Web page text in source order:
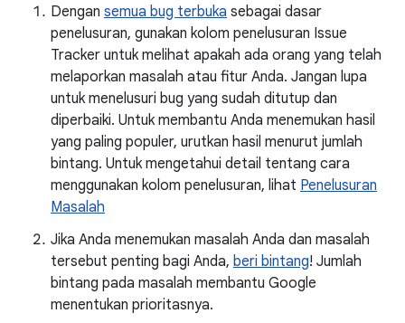
Dengan semua bug terbuka sebagai dasar
penelusuran, gunakan kolom penelusuran Issue
Tracker untuk melihat apakah ada orang yang telah
melaporkan masalah atau fitur Anda. Jangan lupa
untuk menelusuri bug yang sudah ditutup dan
diperbaiki. Untuk membantu Anda menemukan hasil
yang paling populer, urutkan hasil menurut jumlah
bintang. Untuk mengetahui detail tentang cara
menggunakan kolom penelusuran, lihat Penelusuran
Masalah
Jika Anda menemukan masalah Anda dan masalah
tersebut penting bagi Anda, beri bintang! Jumlah
bintang pada masalah membantu Google
menentukan prioritasnya.